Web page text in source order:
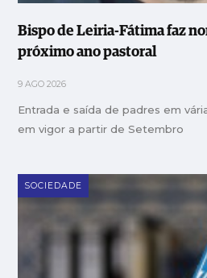
Bispo de Leiria-Fátima faz
próximo ano pastoral
9 AGO 2026
Entrada e saída de padres em
em vigor a partir de Setembro
SOCIEDADE